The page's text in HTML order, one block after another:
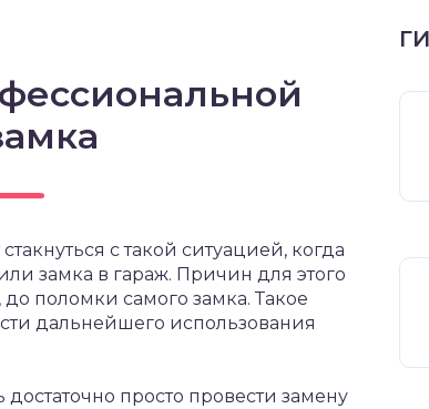
с такой ситуацией, когда
замка в гараж. Причин для этого
до поломки самого замка. Такое
дальнейшего использования
просто провести замену